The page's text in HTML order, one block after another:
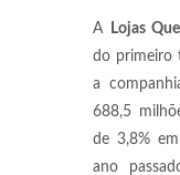
A Lojas
do primeiro
a
688,5
de 3,8%
ano